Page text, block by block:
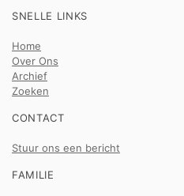
SNELLE LINKS
Home
Over Ons
Archief
Zoeken
CONTACT
Stuur ons een bericht
FAMILIE